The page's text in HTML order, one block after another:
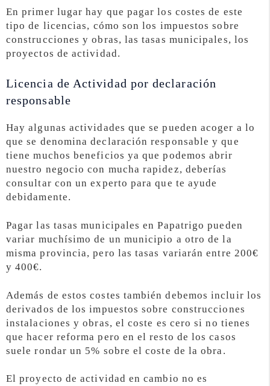
En primer lugar hay que pagar los costes de este
tipo de licencias, cómo son los impuestos sobre
construcciones y obras, las tasas municipales, los
proyectos de actividad.
Licencia de Actividad por declaración
responsable
Hay algunas actividades que se pueden acoger a lo
que se denomina declaración responsable y que
tiene muchos beneficios ya que podemos abrir
nuestro negocio con mucha rapidez, deberías
consultar con un experto para que te ayude
debidamente.
Pagar las tasas municipales en Papatrigo pueden
variar muchísimo de un municipio a otro de la
misma provincia, pero las tasas variarán entre 200€
y 400€.
Además de estos costes también debemos incluir los
derivados de los impuestos sobre construcciones
instalaciones y obras, el coste es cero si no tienes
que hacer reforma pero en el resto de los casos
suele rondar un 5% sobre el coste de la obra.
El proyecto de actividad en cambio no es